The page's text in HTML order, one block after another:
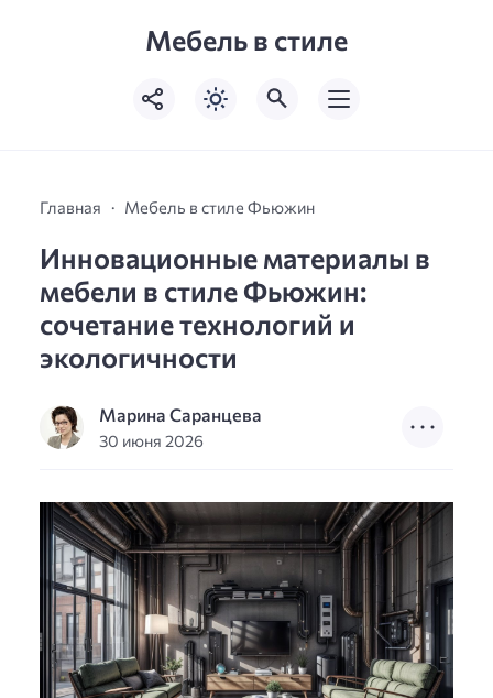
Мебель в стиле
Главная Мебель в стиле Фьюжин
Инновационные материалы в
мебели в стиле Фьюжин:
сочетание технологий и
экологичности
Марина Саранцева
30 июня 2026